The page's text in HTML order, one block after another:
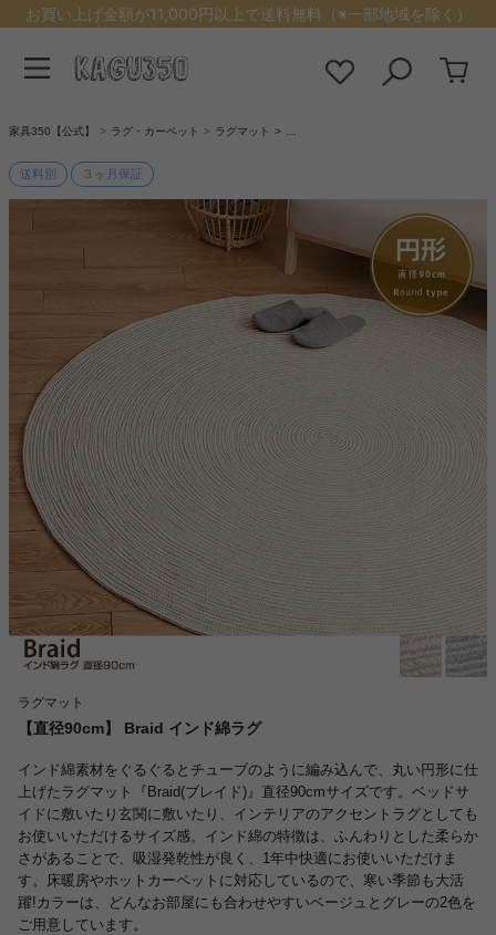
お買い上げ金額が11,000円以上で送料無料（※一部地域を除く）
家具350【公式】 ラグ・カーペット ラグマット
送料別 ３ヶ月保証
ラグマット
【直径90cm】 Braid インド綿ラグ
インド綿素材をぐるぐるとチューブのように編み込んで、丸い円形に仕
上げたラグマット『Braid(ブレイド)』直径90cmサイズです。ベッドサ
イドに敷いたり玄関に敷いたり、インテリアのアクセントラグとしても
お使いいただけるサイズ感。インド綿の特徴は、ふんわりとした柔らか
さがあることで、吸湿発乾性が良く、1年中快適にお使いいただけま
す。床暖房やホットカーペットに対応しているので、寒い季節も大活
躍!カラーは、どんなお部屋にも合わせやすいベージュとグレーの2色を
ご用意しています。